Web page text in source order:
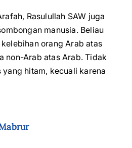
Rasulullah SAW juga
manusia. Beliau
orang Arab atas
non-Arab atas Arab. Tidak
hitam, kecuali karena